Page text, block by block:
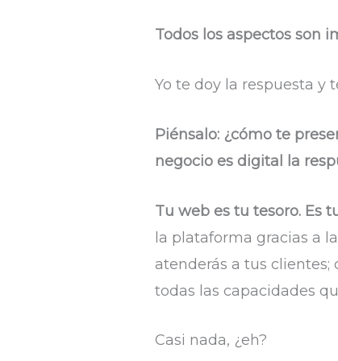
Todos los aspectos son
Yo te doy la respuesta y
Piénsalo: ¿cómo te
negocio es digital la
Tu web es tu tesoro. Es
la plataforma gracias a
atenderás a tus
todas las capacidades
Casi nada, ¿eh?